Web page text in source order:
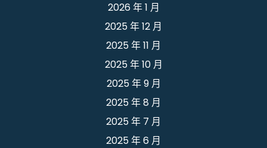
2026 年 1 月
2025 年 12 月
2025 年 11 月
2025 年 10 月
2025 年 9 月
2025 年 8 月
2025 年 7 月
2025 年 6 月